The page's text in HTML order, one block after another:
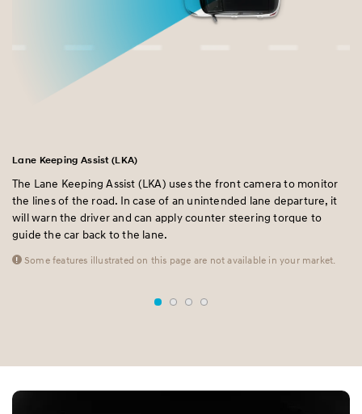
Lane Keeping Assist (LKA)
The Lane Keeping Assist (LKA) uses the front camera to monitor
the lines of the road. In case of an unintended lane departure, it
will warn the driver and can apply counter steering torque to
guide the car back to the lane.
Some features illustrated on this page are not available in your market.